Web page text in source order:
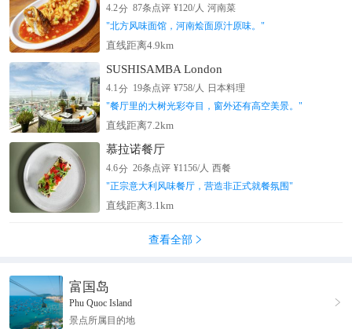
4.2分 87条点评 ¥120/人 河南菜
"北方风味面馆，河南烩面原汁原味。 "
直线距离4.9km
SUSHISAMBA London
4.1分 19条点评 ¥758/人 日本料理
"餐厅里的大树光彩夺目，窗外还有高空美景。 "
直线距离7.2km
慕拉诺餐厅
4.6分 26条点评 ¥1156/人 西餐
"正宗意大利风味餐厅，营造非正式就餐氛围"
直线距离3.1km
查看全部 
富国岛
Phu Quoc Island
景点所属目的地
